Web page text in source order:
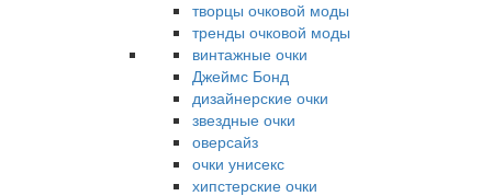
творцы очковой моды
тренды очковой моды
винтажные очки
Джеймс Бонд
дизайнерские очки
звездные очки
оверсайз
очки унисекс
хипстерские очки